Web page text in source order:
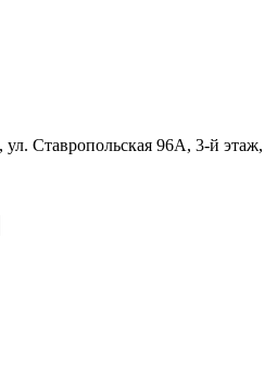
ул. Ставропольская 96А, 3-й этаж,